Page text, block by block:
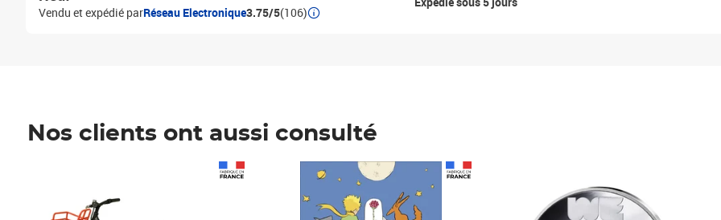
Vendu et expédié parRéseau Electronique3.75/5(106)
Nos clients ont aussi consulté
Prix 6,25€ HT